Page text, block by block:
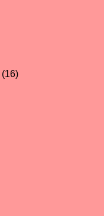
(16)